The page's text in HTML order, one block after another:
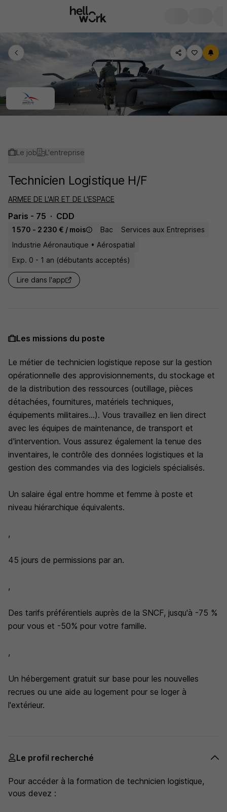
Le job L'entreprise
Technicien Logistique H/F
ARMEE DE L'AIR ET DE L'ESPACE
Paris - 75 CDD
1 570 - 2 230 € / mois Bac
Services aux Entreprises
Industrie Aéronautique • Aérospatial
Exp. 0 - 1 an (débutants acceptés)
Lire dans l'app
Les missions du poste
Le métier de technicien logistique repose sur la gestion
opérationnelle des approvisionnements, du stockage et
de la distribution des ressources (outillage, pièces
détachées, fournitures, matériels techniques,
équipements militaires...). Vous travaillez en lien direct
avec les équipes de maintenance, de transport et
d'intervention. Vous assurez également la tenue des
inventaires, le contrôle des données logistiques et la
gestion des commandes via des logiciels spécialisés.
Un salaire égal entre homme et femme à poste et
niveau hiérarchique équivalents.
,
45 jours de permissions par an.
,
Des tarifs préférentiels auprès de la SNCF, jusqu'à -75 %
pour vous et -50% pour votre famille.
,
Un hébergement gratuit sur base pour les nouvelles
recrues ou une aide au logement pour se loger à
l'extérieur.
Le profil recherché
Pour accéder à la formation de technicien logistique,
vous devez :